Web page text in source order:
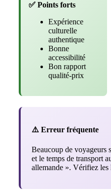
✅ Points forts
Expérience
culturelle
authentique
Bonne
accessibilité
Bon rapport
qualité-prix
⚠️ Erreur fréquente
Beaucoup de voyageurs
et le temps de transport
allemande ». Vérifiez les